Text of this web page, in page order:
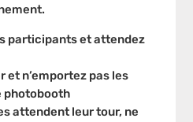
participants et attendez
et n’emportez pas les
photobooth
attendent leur tour, ne